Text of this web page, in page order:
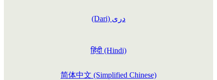
(Dari) دری
हिंदी (Hindi)
简体中文 (Simplified Chinese)